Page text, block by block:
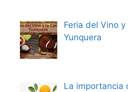
Feria del Vino
Yunquera
La importancia